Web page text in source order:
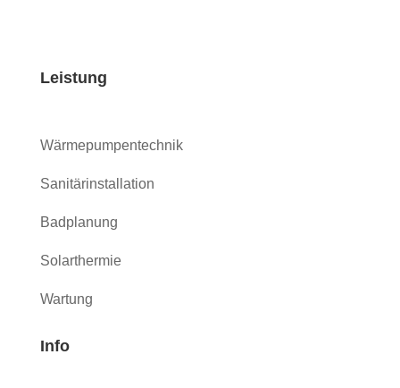
Leistung
Wärmepumpentechnik
Sanitärinstallation
Badplanung
Solarthermie
Wartung
Info